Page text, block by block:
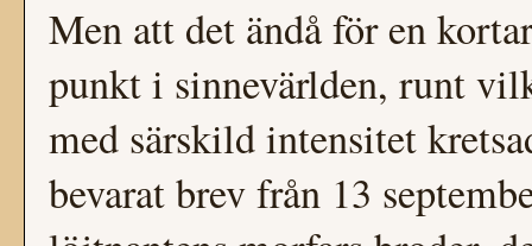
Men att det ändå för en
punkt i sinnevärlden, runt
med särskild intensitet
bevarat brev från 13